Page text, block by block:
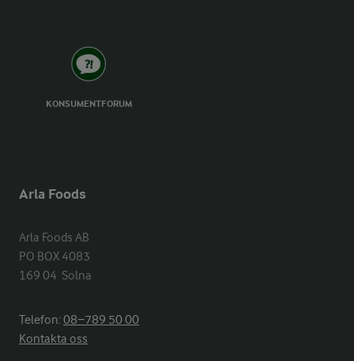
KONSUMENTFORUM
Arla Foods
Arla Foods AB
PO BOX 4083
169 04  Solna
Telefon:08−789 50 00
Kontakta oss